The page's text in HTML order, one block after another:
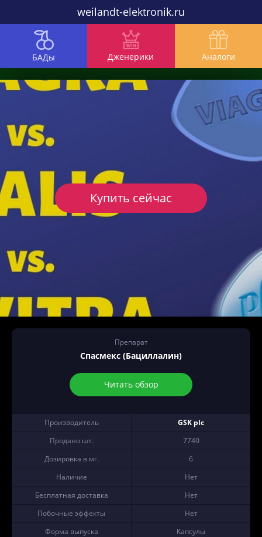
weilandt-elektronik.ru
БАДы Дженерики Аналоги
Препарат
Спасмекс (Бациллалин)
Читать обзор
Производитель
GSK plc
Продано шт.
7740
Дозировка в мг.
6
Наличие
Нет
Бесплатная доставка
Нет
Побочные эффекты
Нет
Форма выпуска
Капсулы
Купить сейчас